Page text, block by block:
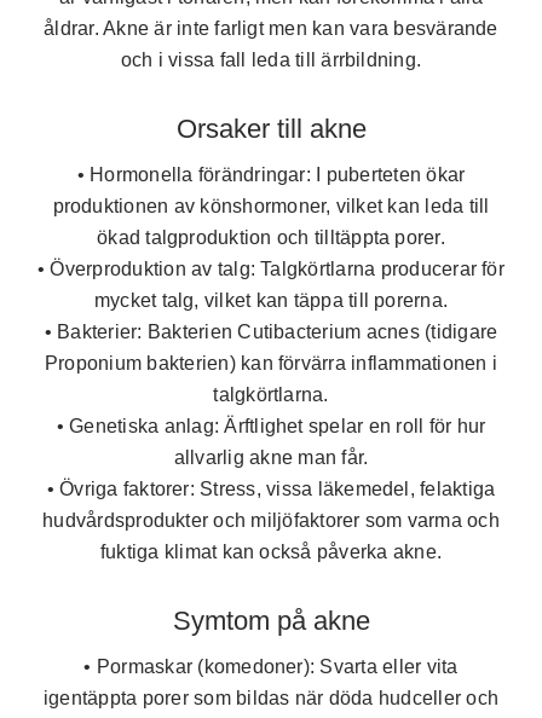
åldrar. Akne är inte farligt men kan vara besvärande
och i vissa fall leda till ärrbildning.
Orsaker till akne
• Hormonella förändringar:
I puberteten ökar
produktionen av könshormoner, vilket kan leda till
ökad talgproduktion och tilltäppta porer.
• Överproduktion av talg:Talgkörtlarna producerar för
mycket talg, vilket kan täppa till porerna.
• Bakterier: Bakterien Cutibacterium acnes (tidigare
Proponium bakterien) kan förvärra inflammationen i
talgkörtlarna.
• Genetiska anlag: Ärftlighet spelar en roll för hur
allvarlig akne man får.
• Övriga faktorer: Stress, vissa läkemedel, felaktiga
hudvårdsprodukter och miljöfaktorer som varma och
fuktiga klimat kan också påverka akne.
Symtom på akne
• Pormaskar (komedoner): Svarta eller vita
igentäppta porer som bildas när döda hudceller och